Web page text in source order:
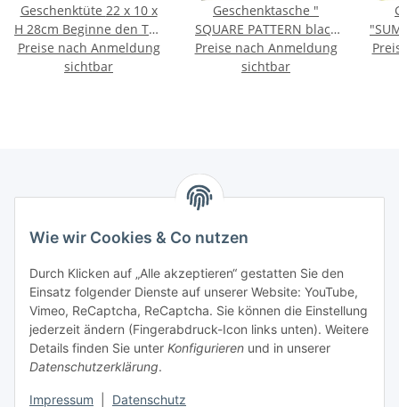
Wie wir Cookies & Co nutzen
Durch Klicken auf „Alle akzeptieren“ gestatten Sie den
Einsatz folgender Dienste auf unserer Website: YouTube,
Vimeo, ReCaptcha, ReCaptcha. Sie können die Einstellung
jederzeit ändern (Fingerabdruck-Icon links unten). Weitere
Details finden Sie unter Konfigurieren und in unserer
Datenschutzerklärung.
Impressum Datenschutz
Geschenktüte 22 x 10 x
H 28cm Beginne den Tag
mit einem Lächeln
Preise nach Anmeldung
sichtbar
Geschenktasche "
SQUARE PATTERN black
"; IHR 18 x 6 x 18 cm
Preise nach Anmeldung
sichtbar
Marmey Aktionswaren
Markus Meyer
Fritz-Wallis-Str. 13
28832 Achim
Telefon: +4915142420171
E-Mail: verkauf@marmey-aktionswaren.de
Informationen